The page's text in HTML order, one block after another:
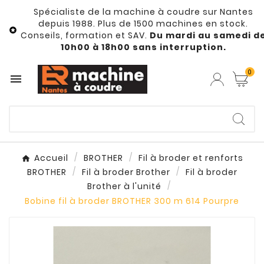

Spécialiste de la machine à coudre sur Nantes
depuis 1988. Plus de 1500 machines en stock.
Conseils, formation et SAV. Du mardi au samedi
10h00 à 18h00 sans interruption.
 0
Accueil BROTHER
Fil à broder et renforts
BROTHER
Fil à broder Brother
Fil à broder
Brother à l'unité
Bobine fil à broder BROTHER 300 m 614 Pourpre